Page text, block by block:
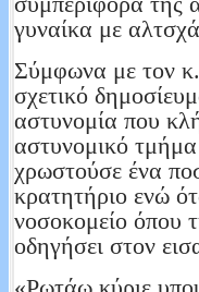
γυναίκα με
Σύμφωνα με τον κ.
σχετικό
αστυνομία που
αστυνομικό τμήμα
χρωστούσε ένα
κρατητήριο ενώ
νοσοκομείο όπου
οδηγήσει στον